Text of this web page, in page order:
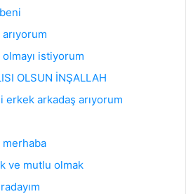
istiyorum
OLSUN İNŞALLAH
erkek arkadaş arıyorum
ve mutlu olmak